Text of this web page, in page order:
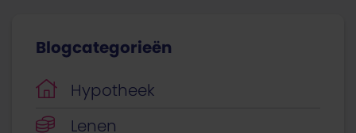
Blogcategorieën
Hypotheek
Lenen